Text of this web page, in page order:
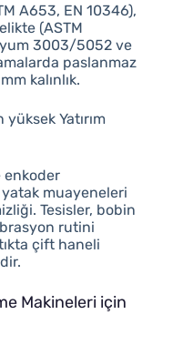
A653, EN 10346),
(ASTM
3003/5052 ve
paslanmaz
kalınlık.
Yatırım
enkoder
yatak muayeneleri
Tesisler, bobin
rutini
çift haneli
Makineleri için